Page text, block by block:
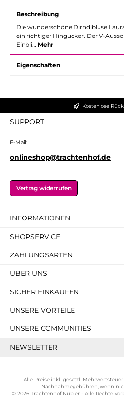
Beschreibung
Die wunderschöne Dirndlbluse
ein richtiger Hingucker. Der V-
Einbli… Mehr
Eigenschaften
Kostenlose
SUPPORT
E-Mail:
onlineshop@trachtenhof.de
Vertrag widerrufen
INFORMATIONEN
SHOPSERVICE
ZAHLUNGSARTEN
ÜBER UNS
SICHER EINKAUFEN
UNSERE VORTEILE
UNSERE COMMUNITIES
NEWSLETTER
Alle Preise inkl. gesetzl. Mehrwertsteuer
Nachnahmegebühren, wenn
© 2026 Trachtenhof Nübler - Alle Rechte